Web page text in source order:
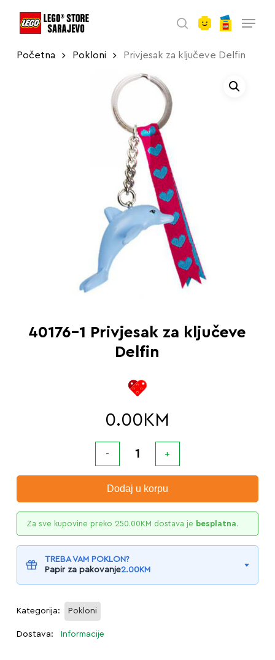
search
Početna Pokloni Privjesak za ključeve Delfin
40176-1 Privjesak za ključeve
Delfin
0.00 KM
Dodaj u korpu
Za sve kupovine preko 250.00 KM dostava je besplatna.
TREBA VAM POKLON?
Papir za pakovanje2.00KM
Kategorija: Pokloni
Dostava: Informacije